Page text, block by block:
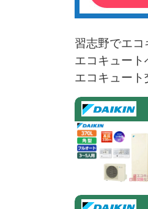
習志野でエ
エコキュー
エコキュー